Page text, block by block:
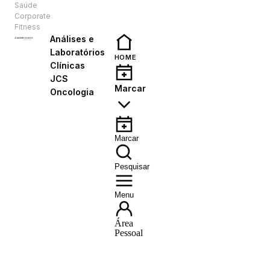
Saúde
Corporate
Fitness
Análises e
Laboratórios
Clínicas
JCS
Oncologia
HOME
Marcar
Marcar
Pesquisar
Menu
Área
Pessoal